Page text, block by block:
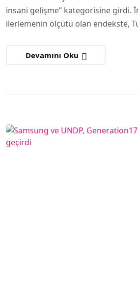
insani gelişme” kategorisine girdi.
ilerlemenin ölçütü olan endekste,
Devamını Oku